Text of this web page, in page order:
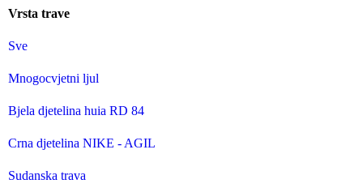
Vrsta trave
Sve
Mnogocvjetni ljul
Bjela djetelina huia RD 84
Crna djetelina NIKE - AGIL
Sudanska trava